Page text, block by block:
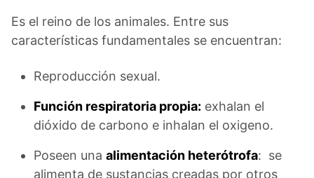
Es el reino de los animales. Entre sus
características fundamentales se encuentran:
Reproducción sexual.
Función respiratoria propia: exhalan el
dióxido de carbono e inhalan el oxigeno.
Poseen una alimentación heterótrofa: se
alimenta de sustancias creadas por otros